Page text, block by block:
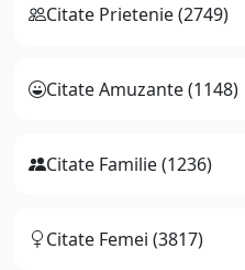
Citate Prietenie (2749)
Citate Amuzante (1148)
Citate Familie (1236)
Citate Femei (3817)